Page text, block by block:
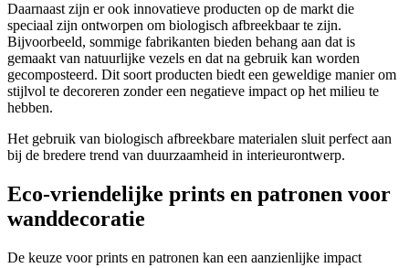
Daarnaast zijn er ook innovatieve producten op de markt die
speciaal zijn ontworpen om biologisch afbreekbaar te zijn.
Bijvoorbeeld, sommige fabrikanten bieden behang aan dat is
gemaakt van natuurlijke vezels en dat na gebruik kan worden
gecomposteerd. Dit soort producten biedt een geweldige manier om
stijlvol te decoreren zonder een negatieve impact op het milieu te
hebben.
Het gebruik van biologisch afbreekbare materialen sluit perfect aan
bij de bredere trend van duurzaamheid in interieurontwerp.
Eco-vriendelijke prints en patronen voor
wanddecoratie
De keuze voor prints en patronen kan een aanzienlijke impact